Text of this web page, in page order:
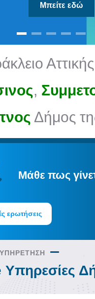
Μπείτε εδώ
,
Δήμος
Μάθε πως
ερωτήσεις
Υπηρεσίες